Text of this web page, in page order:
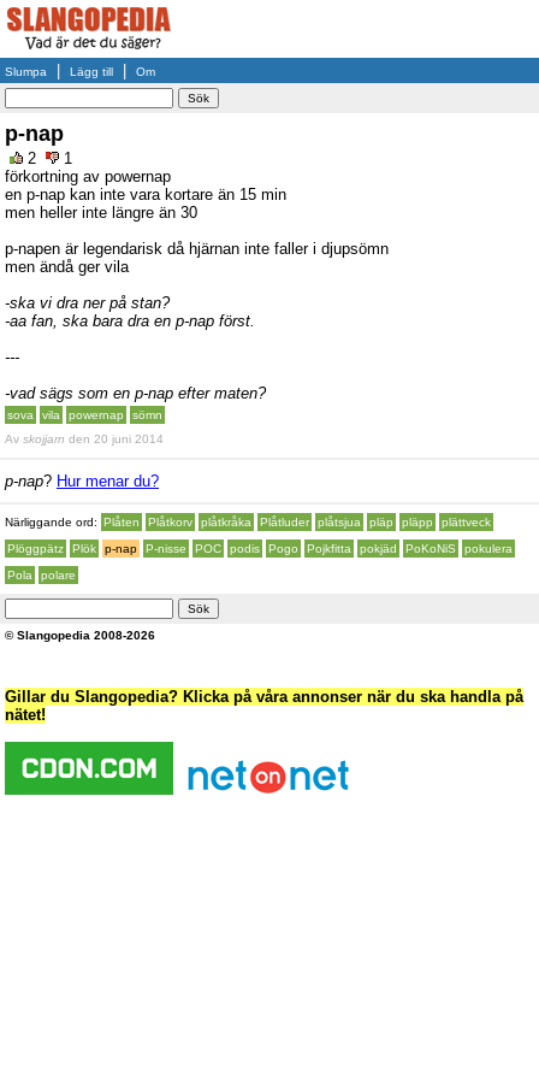
Slumpa Lägg till Om
p-nap
2
1
förkortning av powernap
en p-nap kan inte vara kortare än 15 min
men heller inte längre än 30
p-napen är legendarisk då hjärnan inte faller i djupsömn
men ändå ger vila
-ska vi dra ner på stan?
-aa fan, ska bara dra en p-nap först.
---
-vad sägs som en p-nap efter maten?
sova vila powernap
sömn
Av skojjarn den 20 juni 2014
p-nap? Hur menar du?
Närliggande ord: Plåten Plåtkorv plåtkråka Plåtluder plåtsjua pläp pläpp
plättveck
Plöggpätz
Plök p-nap P-nisse POC podis Pogo Pojkfitta pokjäd PoKoNiS
pokulera
Pola
polare
© Slangopedia 2008-2026
Gillar du Slangopedia? Klicka på våra annonser när du ska handla på
nätet!